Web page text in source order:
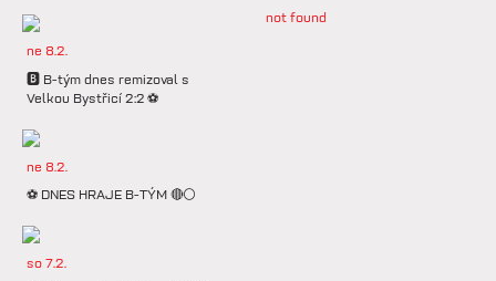
ne 8.2.
🅱️ B-tým dnes remizoval s
Velkou Bystřicí 2:2 ⚽️
ne 8.2.
⚽️ DNES HRAJE B-TÝM 🔴⚪️
so 7.2.
not found